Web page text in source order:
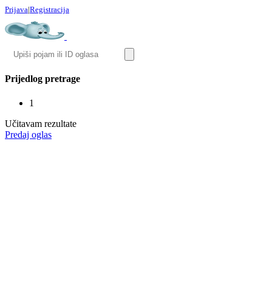
Prijava|Registracija
Prijedlog pretrage
1
Učitavam rezultate
Predaj oglas